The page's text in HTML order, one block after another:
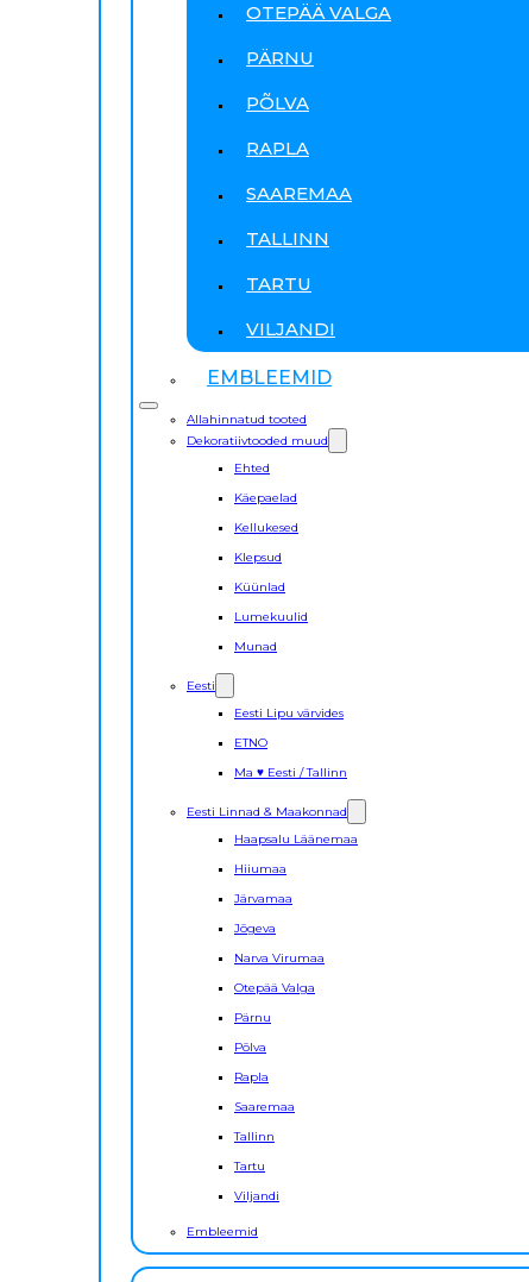
OTEPÄÄ VALGA
PÄRNU
PÕLVA
RAPLA
SAAREMAA
TALLINN
TARTU
VILJANDI
EMBLEEMID
Allahinnatud tooted
Dekoratiivtooded muud
Ehted
Käepaelad
Kellukesed
Klepsud
Küünlad
Lumekuulid
Munad
Eesti
Eesti Lipu värvides
ETNO
Ma ♥ Eesti / Tallinn
Eesti Linnad & Maakonnad
Haapsalu Läänemaa
Hiiumaa
Järvamaa
Jõgeva
Narva Virumaa
Otepää Valga
Pärnu
Põlva
Rapla
Saaremaa
Tallinn
Tartu
Viljandi
Embleemid